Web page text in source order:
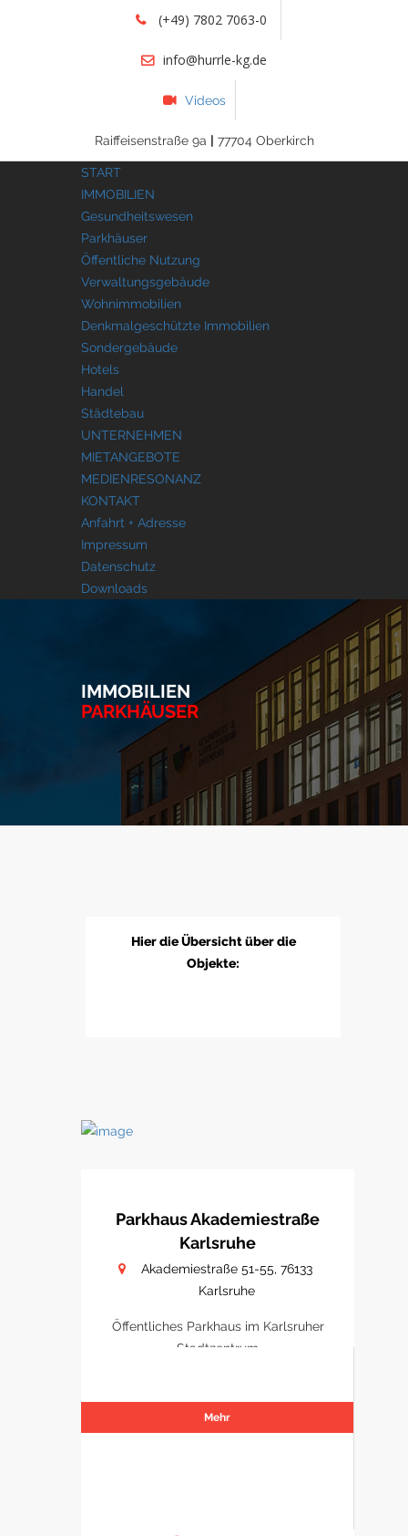
(+49) 7802 7063-0
info@hurrle-kg.de
Videos
Raiffeisenstraße 9a | 77704 Oberkirch
START
IMMOBILIEN
Gesundheitswesen
Parkhäuser
Öffentliche Nutzung
Verwaltungsgebäude
Wohnimmobilien
Denkmalgeschützte Immobilien
Sondergebäude
Hotels
Handel
Städtebau
UNTERNEHMEN
MIETANGEBOTE
MEDIENRESONANZ
KONTAKT
Anfahrt + Adresse
Impressum
Datenschutz
Downloads
IMMOBILIEN
PARKHÄUSER
Hier die Übersicht über die
Objekte:
Parkhaus Akademiestraße
Karlsruhe
Akademiestraße 51-55, 76133
Karlsruhe
Öffentliches Parkhaus im Karlsruher
Stadtzentrum
Mehr